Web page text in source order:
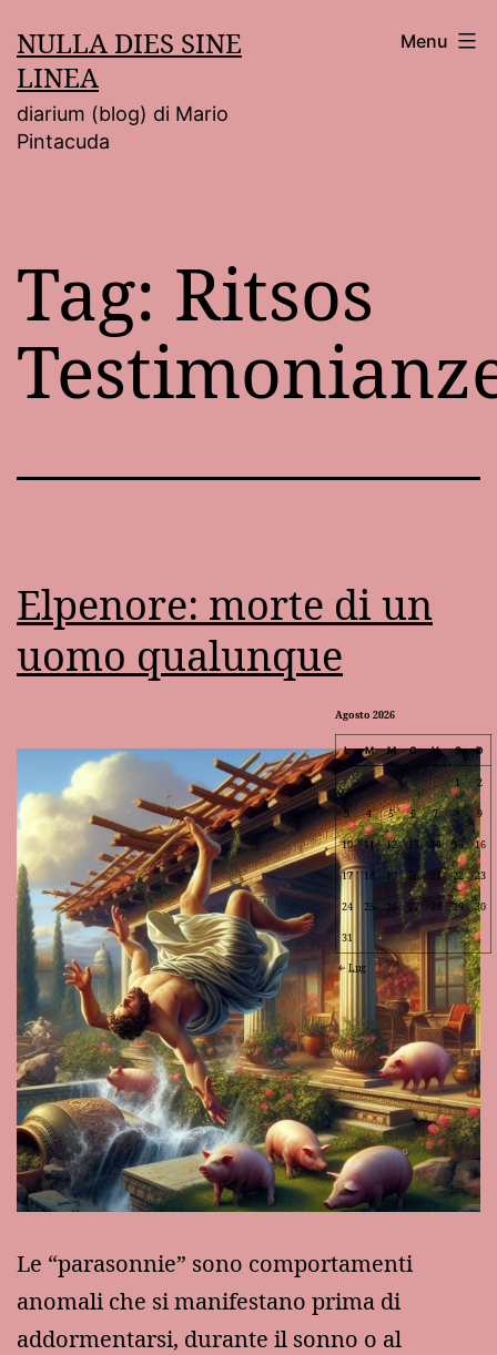
al
contenuto
NULLA DIES SINE
LINEA
diarium (blog) di Mario
Pintacuda
Menu
Tag: Ritsos
Elpenore: morte di un
uomo qualunque
Le “parasonnie” sono comportamenti
anomali che si manifestano prima di
addormentarsi, durante il sonno o al
Agosto 2026
L M M G V S D
1 2
3 4 5 6 7 8 9
10 11 12 13 14 15 16
17 18 19 20 21 22 23
24 25 26 27 28 29 30
31
Lug